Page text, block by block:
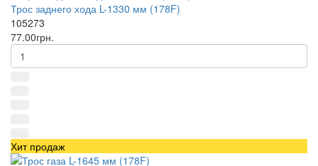
Трос заднего хода L-1330 мм (178F)
105273
77.00грн.
Хит продаж